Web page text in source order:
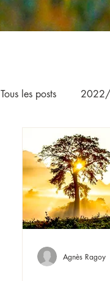
Tous les posts
Agnès Ragoy